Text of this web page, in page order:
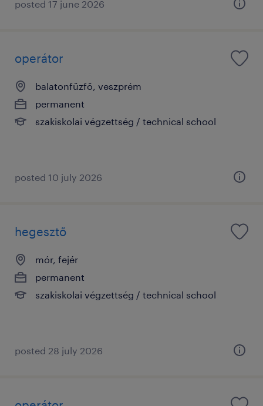
posted 17 june 2026
operátor
balatonfűzfő, veszprém
permanent
szakiskolai végzettség / technical school
posted 10 july 2026
hegesztő
mór, fejér
permanent
szakiskolai végzettség / technical school
posted 28 july 2026